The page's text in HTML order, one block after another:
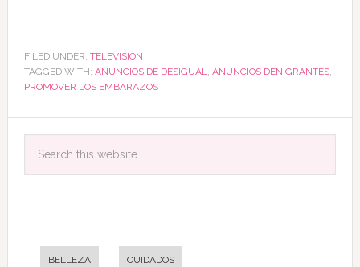
FILED UNDER: TELEVISIÓN
TAGGED WITH: ANUNCIOS DE DESIGUAL ANUNCIOS DENIGRANTES,
PROMOVER LOS EMBARAZOS
BELLEZA CUIDADOS